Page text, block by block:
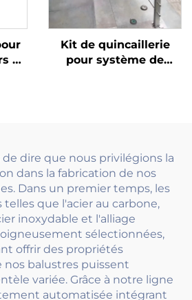
et
Kit de quincaillerie
pour système de
tendeurs
dire que nous privilégions la
dans la fabrication de nos
Dans un premier temps, les
que l'acier au carbone,
inoxydable et l'alliage
sélectionnées,
offrir des propriétés
balustres puissent
variée. Grâce à notre ligne
automatisée intégrant